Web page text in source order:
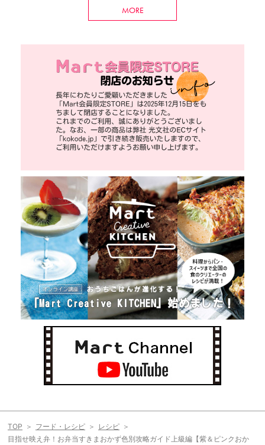
MORE
TOP フード・レシピ
レシピ
目指せ映え弁！お弁当すきまおかず色別攻略ガイド上級編【紫＆ピンクおか